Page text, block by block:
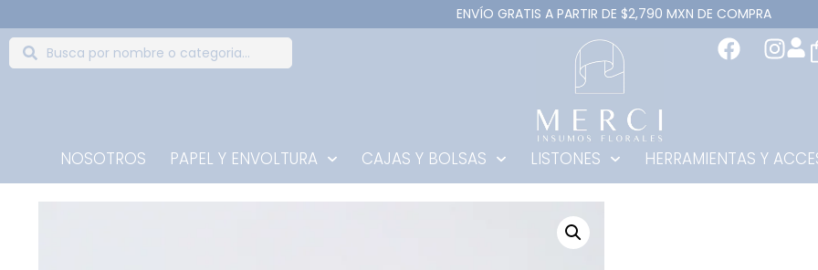
ENVÍO GRATIS A PARTIR DE $2,790 MXN DE COMPRA
NOSOTROS PAPEL Y ENVOLTURA CAJAS Y BOLSAS LISTONES HERRAMIENTAS Y